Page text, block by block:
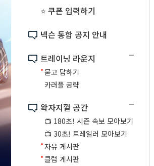
⭐ 쿠폰 입력하기
넥슨 통합 공지 안내
트레이닝 라운지
묻고 답하기
카러플 공략
왁자지껄 공간
📺 180초! 시즌 속보 모아보기
📺 30초! 트레일러 모아보기
자유 게시판
클럽 게시판